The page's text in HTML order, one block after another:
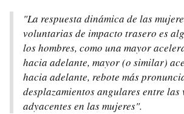
"La respuesta dinámica de las
voluntarias de impacto trasero es
los hombres, como una mayor
hacia adelante, mayor (o similar)
hacia adelante, rebote más
desplazamientos angulares entre las
adyacentes en las mujeres".